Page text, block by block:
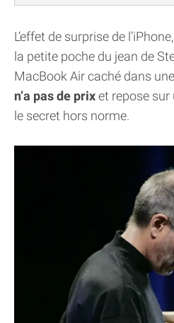
L’effet de surprise de
la petite poche du jean de
MacBook Air caché dans
n’a pas de prixet repose
le secret hors norme.